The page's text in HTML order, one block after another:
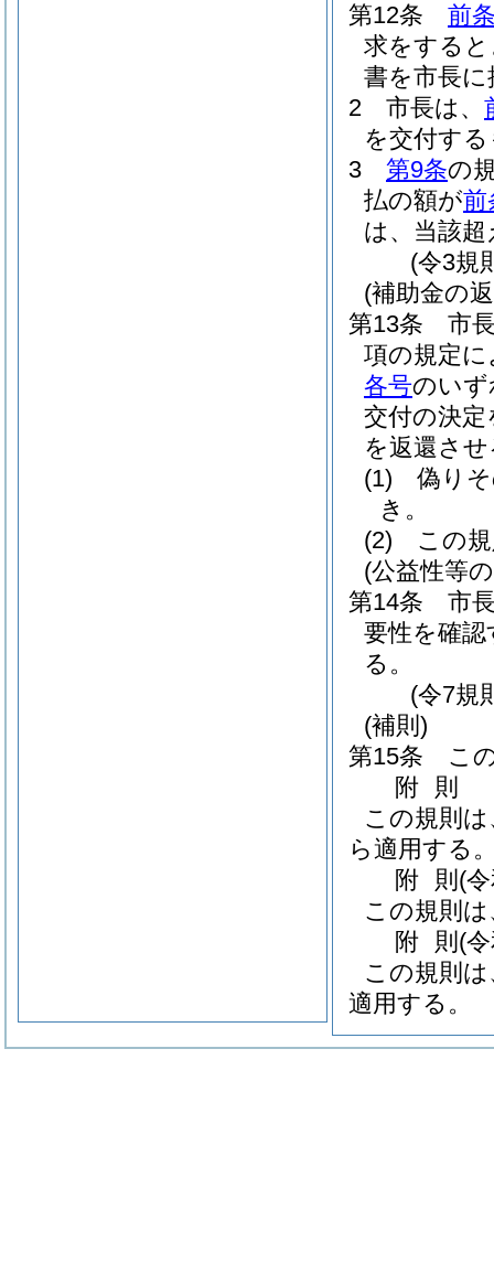
第12条
前
求をする
書を市長
2
市長は、
を交付す
3
第9条の
払の額が前
は、当該
(令3規
(補助金の
第13条
市
項の規定
各号のいず
交付の決
を返還さ
(1)
偽り
き。
(2)
この
(公益性等
第14条
市
要性を確
る。
(令7規
(補則)
第15条
こ
附 則
この規則
ら適用する
附 則 (
この規則
附 則 (
この規則
適用する。